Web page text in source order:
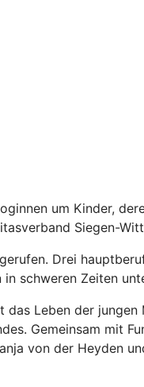
um Kinder,
Siegen-
Drei
schweren Zeiten
Leben der
Gemeinsam mit
von der Heyden